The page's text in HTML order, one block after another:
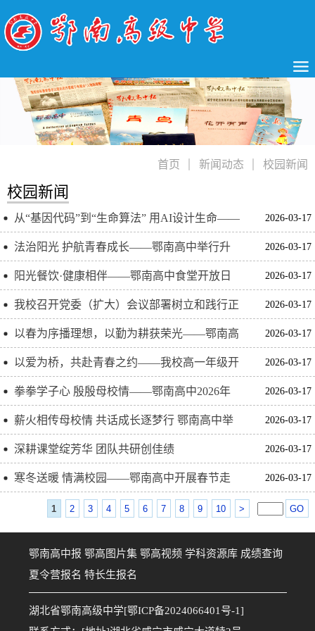
首页 新闻动态 校园新闻
校园新闻
从“基因代码”到“生命算法” 用AI设计生命——
哈尔滨工业大学来我校开展科普讲座
2026-03-17
法治阳光 护航青春成长——鄂南高中举行升
旗仪式暨法治安全教育
2026-03-17
阳光餐饮·健康相伴——鄂南高中食堂开放日
圆满举行
2026-03-17
我校召开党委（扩大）会议部署树立和践行正
确政绩观学习教育
2026-03-17
以春为序播理想，以勤为耕获荣光——鄂南高
中春季学期升旗暨开学思政第一课
2026-03-17
以爱为桥，共赴青春之约——我校高一年级开
展寒假家访活动
2026-03-17
拳拳学子心 殷殷母校情——鄂南高中2026年
新春团拜会圆满举行
2026-03-17
薪火相传母校情 共话成长逐梦行 鄂南高中举
行第7届“相约相遇”校友宣讲活动
2026-03-17
深耕课堂绽芳华 团队共研创佳绩 2026-03-17
寒冬送暖 情满校园——鄂南高中开展春节走
访慰问活动
2026-03-17
1 2 3 4 5 6 7 8 9 10 > GO
鄂南高中报 鄂高图片集 鄂高视频 学科资源库 成绩查询
夏令营报名 特长生报名
湖北省鄂南高级中学[鄂ICP备2024066401号-1]